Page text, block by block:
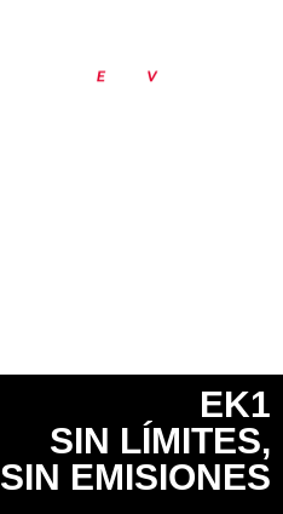
EK1
SIN LÍMITES,
SIN EMISIONES